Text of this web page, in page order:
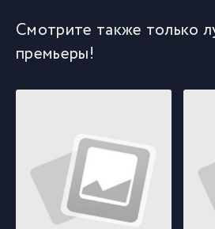
Смотрите также только
премьеры!